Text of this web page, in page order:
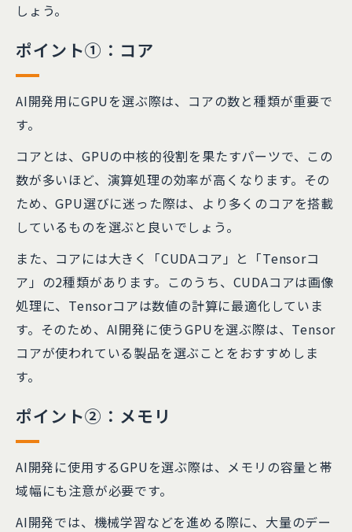
しょう。
ポイント①：コア
AI開発用にGPUを選ぶ際は、コアの数と種類が重要で
す。
コアとは、GPUの中核的役割を果たすパーツで、この
数が多いほど、演算処理の効率が高くなります。その
ため、GPU選びに迷った際は、より多くのコアを搭載
しているものを選ぶと良いでしょう。
また、コアには大きく「CUDAコア」と「Tensorコ
ア」の2種類があります。このうち、CUDAコアは画像
処理に、Tensorコアは数値の計算に最適化していま
す。そのため、AI開発に使うGPUを選ぶ際は、Tensor
コアが使われている製品を選ぶことをおすすめしま
す。
ポイント②：メモリ
AI開発に使用するGPUを選ぶ際は、メモリの容量と帯
域幅にも注意が必要です。
AI開発では、機械学習などを進める際に、大量のデー